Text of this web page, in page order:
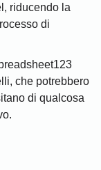
riducendo la
di
che potrebbero
di qualcosa